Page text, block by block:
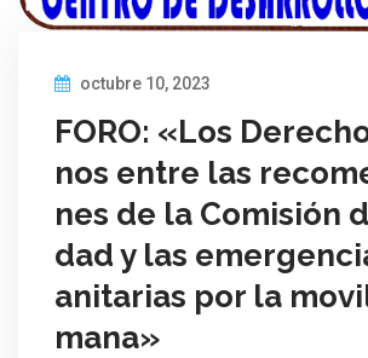
octubre 10, 2023
FORO: «Los
nos entre las
nes de la Comisión
dad y las
anitarias por la
mana»